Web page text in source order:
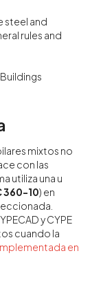
steel and
rules and
mixtos no
con las
utiliza una u
360-10) en
y CYPE
cuando la
en